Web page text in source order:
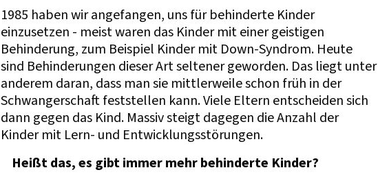
1985 haben wir angefangen, uns für behinderte Kinder
einzusetzen - meist waren das Kinder mit einer geistigen
Behinderung, zum Beispiel Kinder mit Down-Syndrom. Heute
sind Behinderungen dieser Art seltener geworden. Das liegt unter
anderem daran, dass man sie mittlerweile schon früh in der
Schwangerschaft feststellen kann. Viele Eltern entscheiden sich
dann gegen das Kind. Massiv steigt dagegen die Anzahl der
Kinder mit Lern- und Entwicklungsstörungen.
Heißt das, es gibt immer mehr behinderte Kinder?